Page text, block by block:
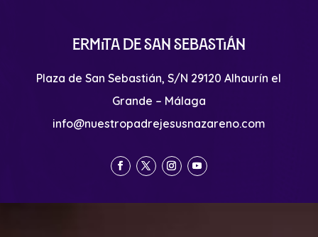
Ermita de San Sebastián
Plaza de San Sebastián, S/N 29120 Alhaurín el
Grande – Málaga
info@nuestropadrejesusnazareno.com